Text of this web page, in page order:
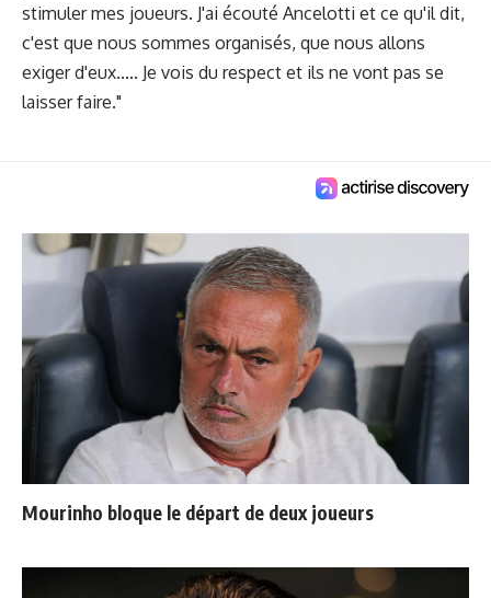
stimuler mes joueurs. J'ai écouté Ancelotti et ce qu'il dit,
c'est que nous sommes organisés, que nous allons
exiger d'eux..... Je vois du respect et ils ne vont pas se
laisser faire."
Mourinho bloque le départ de deux joueurs